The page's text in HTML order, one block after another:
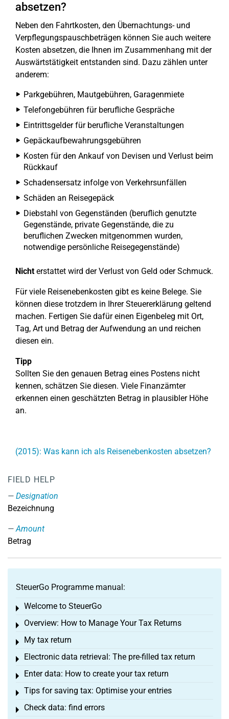
absetzen?
Neben den Fahrtkosten, den Übernachtungs- und
Verpflegungspauschbeträgen können Sie auch weitere
Kosten absetzen, die Ihnen im Zusammenhang mit der
Auswärtstätigkeit entstanden sind. Dazu zählen unter
anderem:
Parkgebühren, Mautgebühren, Garagenmiete
Telefongebühren für berufliche Gespräche
Eintrittsgelder für berufliche Veranstaltungen
Gepäckaufbewahrungsgebühren
Kosten für den Ankauf von Devisen und Verlust beim
Rückkauf
Schadensersatz infolge von Verkehrsunfällen
Schäden an Reisegepäck
Diebstahl von Gegenständen (beruflich genutzte
Gegenstände, private Gegenstände, die zu
beruflichen Zwecken mitgenommen wurden,
notwendige persönliche Reisegegenstände)
Nichterstattet wird der Verlust von Geld oder Schmuck.
Für viele Reisenebenkosten gibt es keine Belege. Sie
können diese trotzdem in Ihrer Steuererklärung geltend
machen. Fertigen Sie dafür einen Eigenbeleg mit Ort,
Tag, Art und Betrag der Aufwendung an und reichen
diesen ein.
Tipp
Sollten Sie den genauen Betrag eines Postens nicht
kennen, schätzen Sie diesen. Viele Finanzämter
erkennen einen geschätzten Betrag in plausibler Höhe
an.
(2015): Was kann ich als Reisenebenkosten absetzen?
FIELD HELP
Designation
Bezeichnung
Amount
Betrag
SteuerGo Programme manual:
Welcome to SteuerGo
Toggle menu
Overview: How to Manage Your Tax Returns
Toggle menu
My tax return
Toggle menu
Electronic data retrieval: The pre-filled tax return
Toggle menu
Enter data: How to create your tax return
Toggle menu
Tips for saving tax: Optimise your entries
Toggle menu
Check data: find errors
Toggle menu